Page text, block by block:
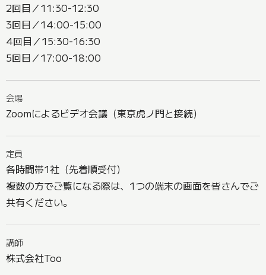
2回目／11:30-12:30
3回目／14:00-15:00
4回目／15:30-16:30
5回目／17:00-18:00
会場
Zoomによるビデオ会議（東京虎ノ門と接続）
定員
各時間帯1社（先着順受付）
複数の方でご覧になる際は、1つの端末の画面を皆さんでご
共有ください。
講師
株式会社Too